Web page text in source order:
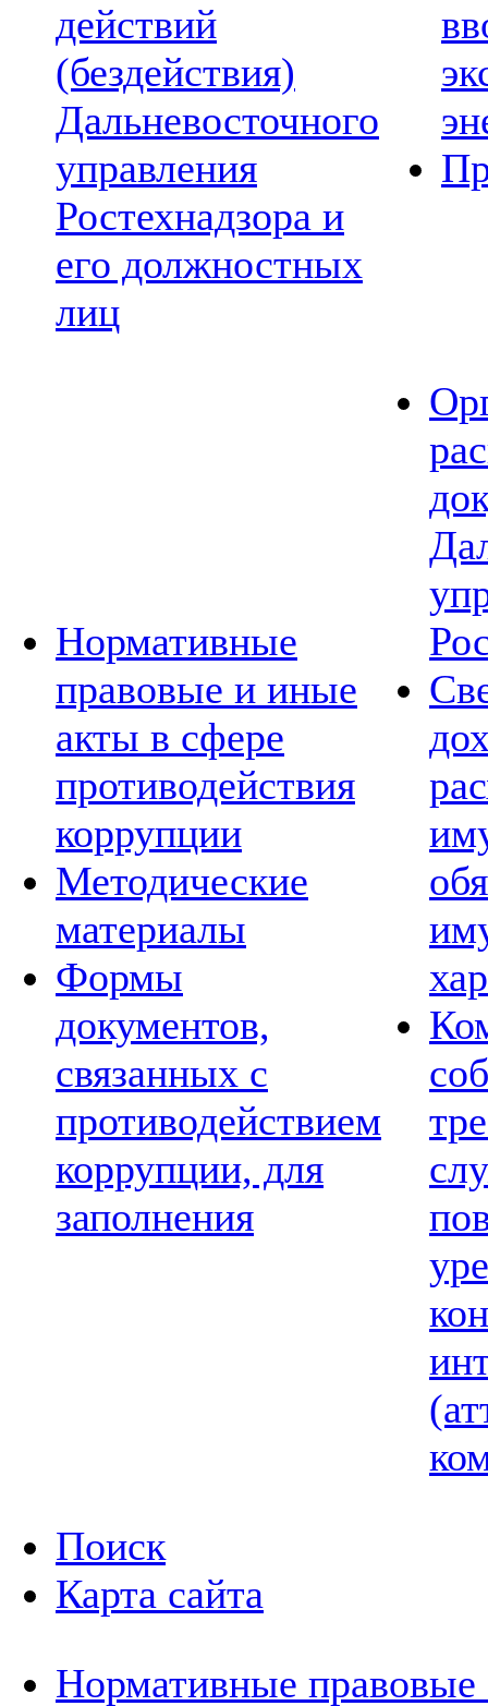
действий
(бездействия)
Дальневосточного
управления
Ростехнадзора и
его должностных
лиц
Нормативные
правовые и иные
акты в сфере
противодействия
коррупции
Методические
материалы
Формы
документов,
связанных с
противодействием
коррупции, для
заполнения
Поиск
Карта сайта
Нормативные правовые